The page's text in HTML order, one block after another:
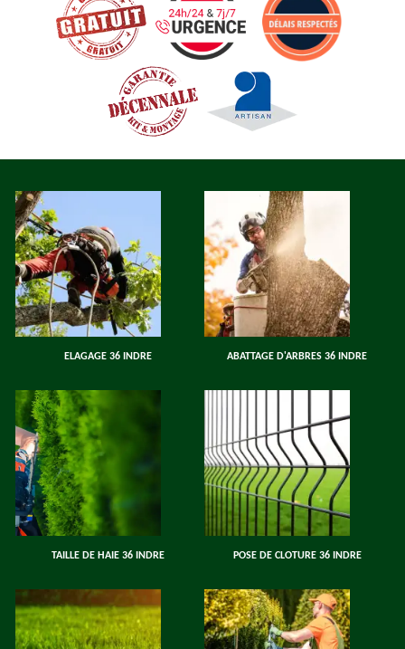
ELAGAGE 36 INDRE ABATTAGE D'ARBRES 36 INDRE
TAILLE DE HAIE 36 INDRE POSE DE CLOTURE 36 INDRE